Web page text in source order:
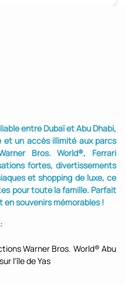
entre Dubaï et Abu Dhabi,
un accès illimité aux parcs
Bros. World®, Ferrari
fortes, divertissements
et shopping de luxe, ce
pour toute la famille. Parfait
souvenirs mémorables !
Warner Bros. World® Abu
l'île de Yas